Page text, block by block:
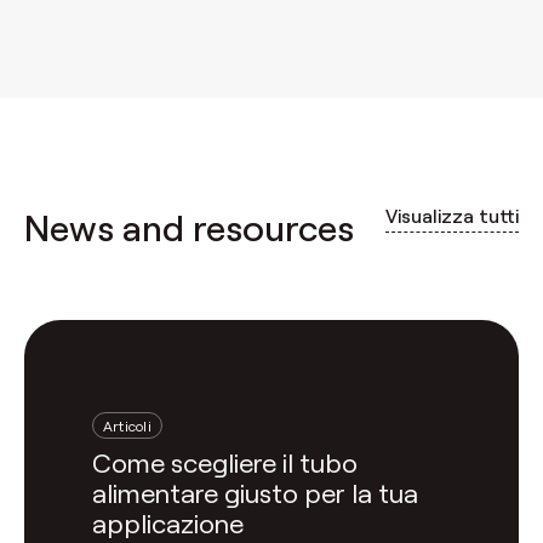
News and resources Visualizza tutti
Articoli
Come scegliere il tubo
alimentare giusto per la tua
applicazione